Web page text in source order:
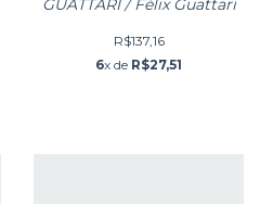
GUATTARI / Félix Guattari
R$137,16
6x de R$27,51